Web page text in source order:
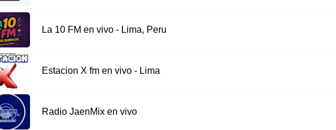
La 10 FM en vivo - Lima, Peru
Estacion X fm en vivo - Lima
Radio JaenMix en vivo